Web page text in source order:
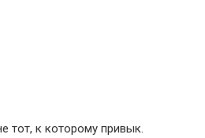
тот, к которому привык.